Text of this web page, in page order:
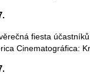
fiesta
Cinematográfica: